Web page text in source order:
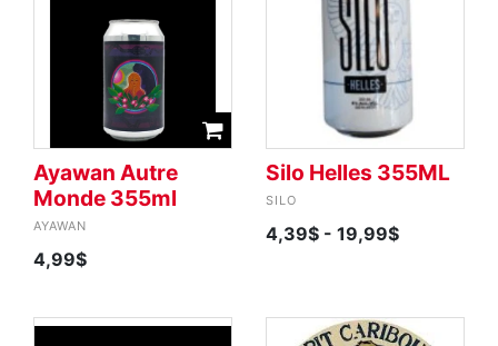
Ayawan Autre
Monde 355ml
AYAWAN
4,99$
Silo Helles 355ML
SILO
4,39$ - 19,99$